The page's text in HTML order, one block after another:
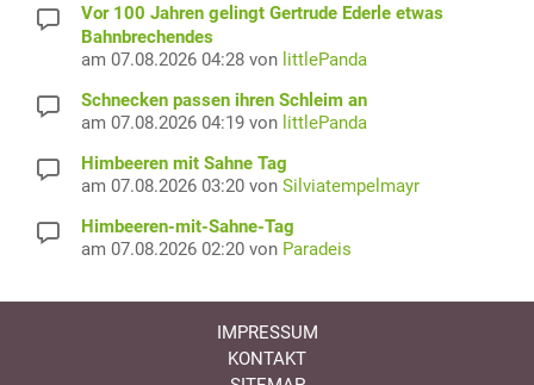
Vor 100 Jahren gelingt Gertrude Ederle etwas
Bahnbrechendes
am 07.08.2026 04:28 von littlePanda
Schnecken passen ihren Schleim an
am 07.08.2026 04:19 von littlePanda
Himbeeren mit Sahne Tag
am 07.08.2026 03:20 von Silviatempelmayr
Himbeeren-mit-Sahne-Tag
am 07.08.2026 02:20 von Paradeis
IMPRESSUM
KONTAKT